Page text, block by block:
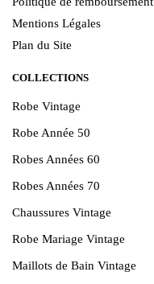
Mentions Légales
Plan du Site
COLLECTIONS
Robe Vintage
Robe Année 50
Robes Années 60
Robes Années 70
Chaussures Vintage
Robe Mariage Vintage
Maillots de Bain Vintage